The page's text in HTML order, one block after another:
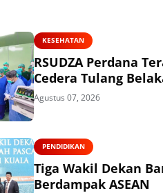
KESEHATAN
RSUDZA Perdana
Cedera Tulang
Agustus 07, 2026
PENDIDIKAN
Tiga Wakil Dekan
Berdampak ASEAN